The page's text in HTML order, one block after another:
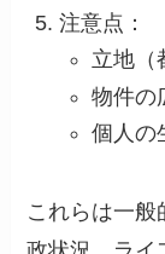
注意点：
立地（
物件の
個人の
これらは一